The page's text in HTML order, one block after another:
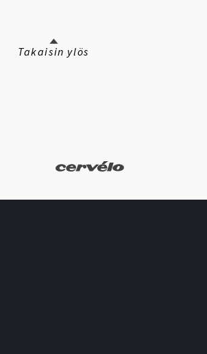
Takaisin ylös